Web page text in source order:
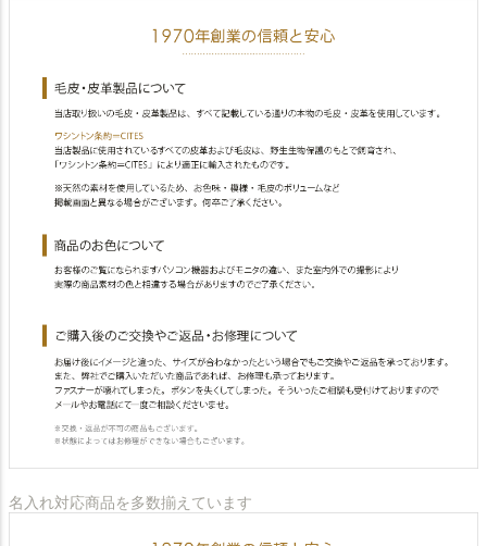
名入れ対応商品を多数揃えています